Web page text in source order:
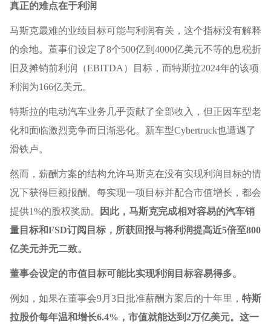
真正的难点在于利润
马斯克最难的业绩目标可能与利润有关，这个指标没有解释
的余地。董事们设定了8个500亿到4000亿美元不等的息税折
旧及摊销前利润（EBITDA）目标，而特斯拉2024年的该项
利润为166亿美元。
特斯拉的电动汽车业务几乎贡献了全部收入，但正因车型老
化和面临激烈竞争而日渐恶化。新车型Cybertruck也遭遇了
滑铁卢。
然而，薪酬方案的结构允许马斯克在没有实现利润目标的情
况下获得巨额报酬。每实现一项目标并配合市值增长，都会
提供1%的股权奖励。
因此，马斯克完成相对容易的汽车销
量目标和FSD订阅目标，所获回报与将利润提高近5倍至800
亿美元并无二致。
董事会设定的市值目标可能比实现利润目标容易得多。
例如，如果在董事会9月3日批准薪酬方案后的十年里， 特斯
拉股价每年温和增长6.4%，市值就能达到2万亿美元。这一